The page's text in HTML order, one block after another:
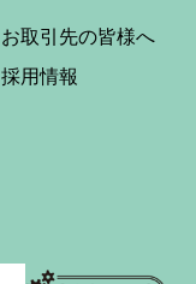
お取引先の皆様へ
採用情報